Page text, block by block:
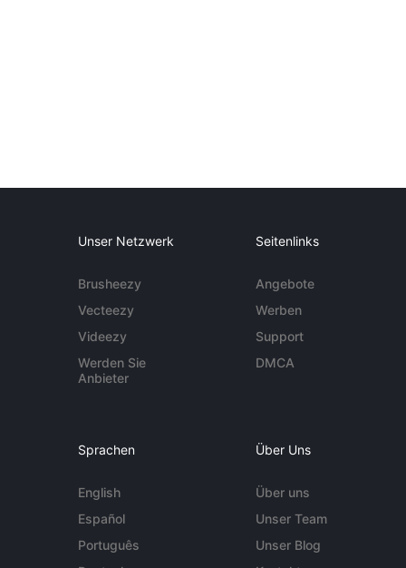
Unser Netzwerk
Brusheezy
Vecteezy
Videezy
Werden Sie
Anbieter
Seitenlinks
Angebote
Werben
Support
DMCA
Sprachen
English
Español
Português
Über Uns
Über uns
Unser Team
Unser Blog